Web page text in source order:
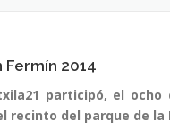
Fermín 2014
participó, el
del parque de la